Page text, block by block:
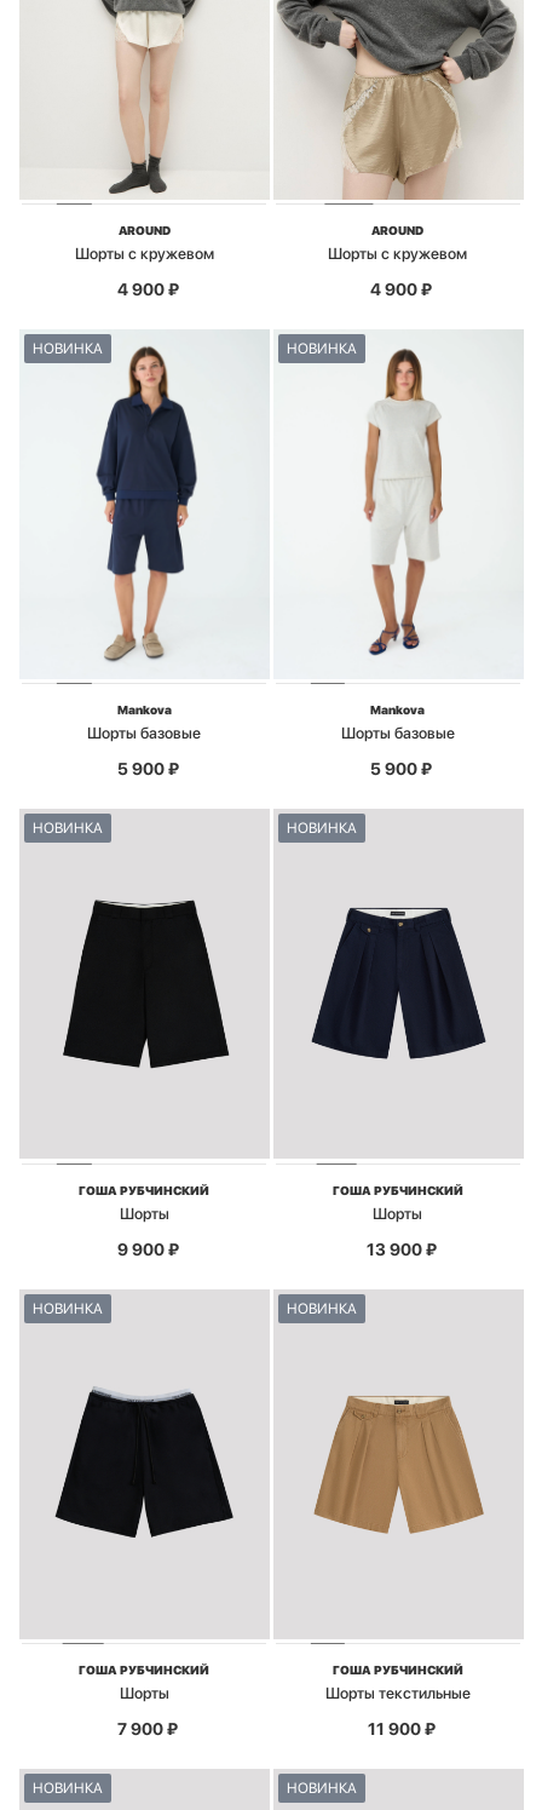
AROUND
Шорты с кружевом
4 900₽
AROUND
Шорты с кружевом
4 900₽
НОВИНКА
Mankova
Шорты базовые
5 900₽
НОВИНКА
Mankova
Шорты базовые
5 900₽
НОВИНКА
ГОША РУБЧИНСКИЙ
Шорты
9 900₽
НОВИНКА
ГОША РУБЧИНСКИЙ
Шорты
13 900₽
НОВИНКА
ГОША РУБЧИНСКИЙ
Шорты
7 900₽
НОВИНКА
ГОША РУБЧИНСКИЙ
Шорты текстильные
11 900₽
НОВИНКА НОВИНКА